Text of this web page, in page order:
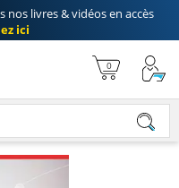
nos livres & vidéos en accès
ici